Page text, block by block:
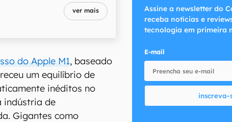
ver mais
do Apple M1, baseado
um equilíbrio de
inéditos no
indústria de
Gigantes como
Assine a newsletter do
receba notícias e
tecnologia em primeira
E-mail
inscreva-